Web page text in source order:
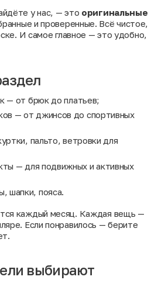
у нас, — это оригинальные
и проверенные. Всё чистое,
И самое главное — это удобно,
— от брюк до платьев;
— от джинсов до спортивных
пальто, ветровки для
— для подвижных и активных
шапки, пояса.
каждый месяц. Каждая вещь —
Если понравилось — берите
выбирают